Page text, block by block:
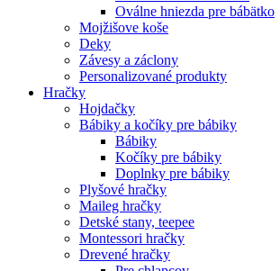
Oválne hniezda pre bábätko
Mojžišove koše
Deky
Závesy a záclony
Personalizované produkty
Hračky
Hojdačky
Bábiky a kočíky pre bábiky
Bábiky
Kočíky pre bábiky
Doplnky pre bábiky
Plyšové hračky
Maileg hračky
Detské stany, teepee
Montessori hračky
Drevené hračky